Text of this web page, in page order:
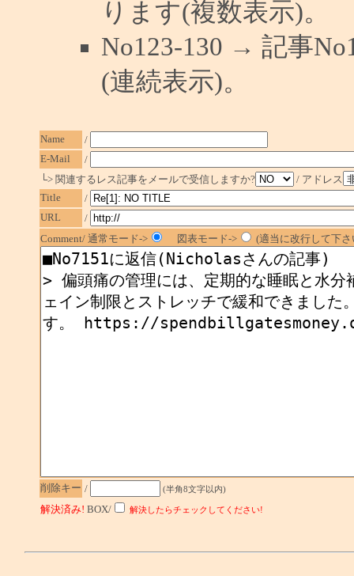
ります(複数表示)。
No123-130 → 記事
(連続表示)。
Name
/
E-Mail
/
└> 関連するレス記事をメールで受信しますか?
/ アドレス
Title
/
URL
/
Comment/ 通常モード->
図表モード-> (適当に改行して下
削除キー / (半角8文字以内)
解決済み! BOX/ 解決したらチェックしてください!